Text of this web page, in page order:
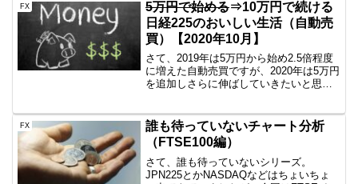
FX 5万円で始める⇒10万円で続ける
日経225のおいしい生活（自動売
買）【2020年10月】
さて、2019年は5万円から始め2.5倍程度
に増えた自動売買ですが、2020年は5万円
を追加しさらに伸ばしていきたいと思い
んかで日経225買えるわけないでしょ？
頭...
FX
誰も待っていないチャート分析
（FTSE100編）
さて、誰も待っていないシリーズ。
JPN225とかNASDAQなどはちょいちょ